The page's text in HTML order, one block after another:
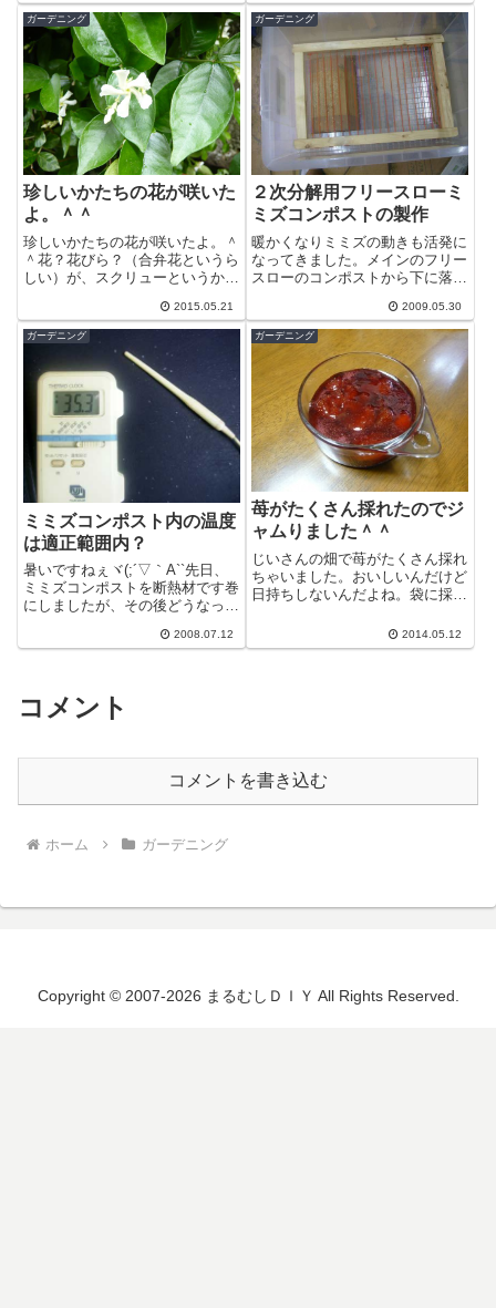
うが、小さ...
ガーデニング
珍しいかたちの花が咲いた
よ。＾＾
珍しいかたちの花が咲いたよ。＾
＾花？花びら？（合弁花というら
しい）が、スクリューというか風
ちょっとピンボケになってしまい
ましたが、...
2015.05.21
ガーデニング
２次分解用フリースローミ
ミズコンポストの製作
暖かくなりミミズの動きも活発に
なってきました。メインのフリー
スローのコンポストから下に落と
全なものが多数混じっています。
再度箱に戻...
2009.05.30
ガーデニング
ミミズコンポスト内の温度
は適正範囲内？
暑いですねぇヾ(;´▽｀A``先日、
ミミズコンポストを断熱材です巻
にしましたが、その後どうなった
ってみました。まずは外気温です
2008.07.12
ガーデニング
苺がたくさん採れたのでジ
ャムりました＾＾
じいさんの畑で苺がたくさん採れ
ちゃいました。おいしいんだけど
日持ちしないんだよね。袋に採っ
立つと痛みが目立ち始めちゃうん
だな。不味...
2014.05.12
コメント
コメントを書き込む
ホーム ガーデニング
Copyright © 2007-2026 まるむしＤＩＹ All Rights Reserved.